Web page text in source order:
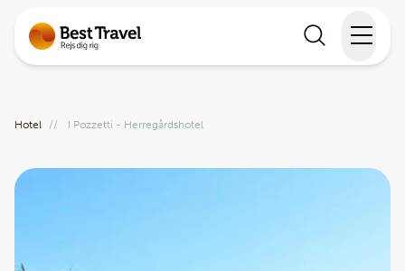
Hotel // I Pozzetti - Herregårdshotel